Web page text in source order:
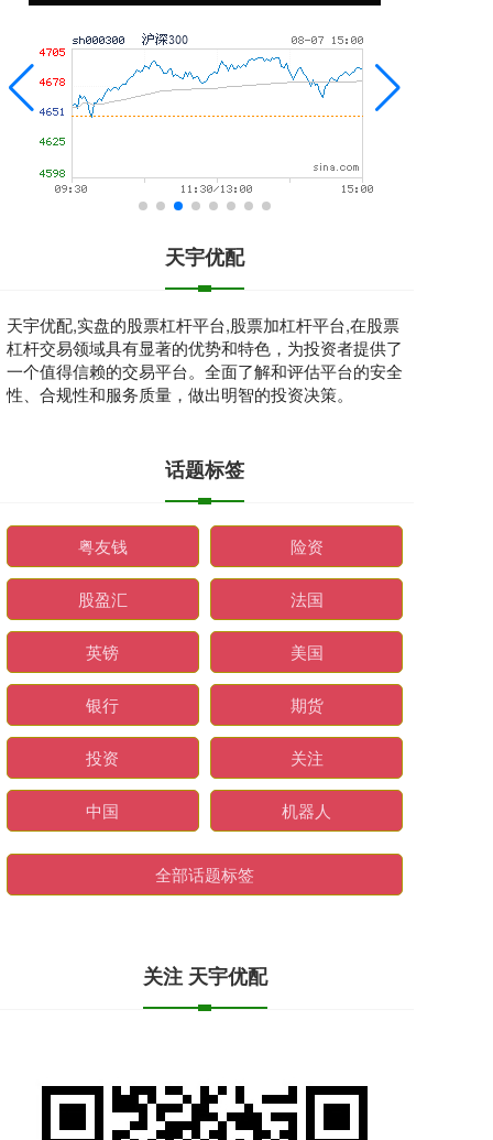
天宇优配
天宇优配,实盘的股票杠杆平台,股票加杠杆平台,在股票
杠杆交易领域具有显著的优势和特色，为投资者提供了
一个值得信赖的交易平台。全面了解和评估平台的安全
性、合规性和服务质量，做出明智的投资决策。
话题标签
粤友钱 险资
股盈汇 法国
英镑 美国
银行 期货
投资 关注
中国 机器人
全部话题标签
关注 天宇优配